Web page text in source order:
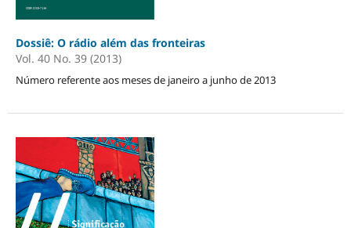
Dossiê: O rádio além das fronteiras
Vol. 40 No. 39 (2013)
Número referente aos meses de janeiro a junho de 2013